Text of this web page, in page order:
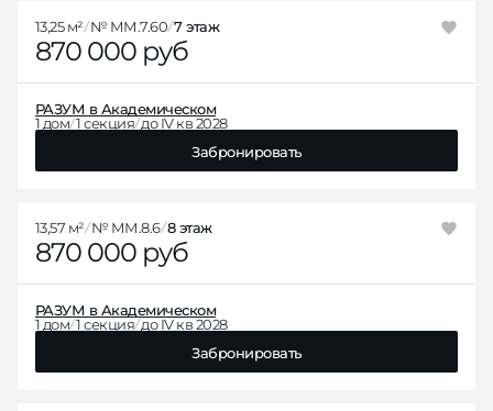
870 000 руб
13,25 м² № ММ.7.60 7 этаж
РАЗУМ в Академическом
1 дом 1 секция до IV кв 2028
Забронировать
870 000 руб
13,57 м² № ММ.8.6 8 этаж
РАЗУМ в Академическом
1 дом 1 секция до IV кв 2028
Забронировать